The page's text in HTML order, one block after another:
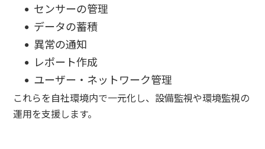
センサーの管理
データの蓄積
異常の通知
レポート作成
ユーザー・ネットワーク管理
これらを自社環境内で一元化し、設備監視や環境監視の
運用を支援します。